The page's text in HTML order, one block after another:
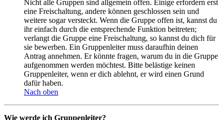
Nicht alle Gruppen sind allgemein offen. Einige erfordern erst
eine Freischaltung, andere können geschlossen sein und
weitere sogar versteckt. Wenn die Gruppe offen ist, kannst du
ihr einfach durch die entsprechende Funktion beitreten;
verlangt die Gruppe eine Freischaltung, so kannst du dich für
sie bewerben. Ein Gruppenleiter muss daraufhin deinen
Antrag annehmen. Er könnte fragen, warum du in die Gruppe
aufgenommen werden möchtest. Bitte belästige keinen
Gruppenleiter, wenn er dich ablehnt, er wird einen Grund
dafür haben.
Nach oben
Wie werde ich Gruppenleiter?